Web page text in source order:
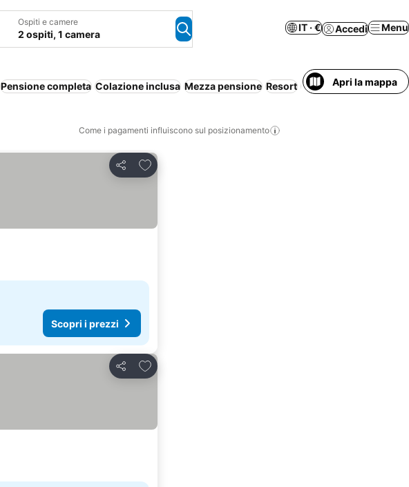
Ospiti e camere
2 ospiti, 1 camera
IT · € Accedi Menu
Pensione completa Colazione inclusa Mezza pensione Resort Aparthotel Wi-Fi
Apri la mappa
Come i pagamenti influiscono sul posizionamento
Condividi
Aggiungi ai preferiti
Scopri i prezzi
Condividi
Aggiungi ai preferiti